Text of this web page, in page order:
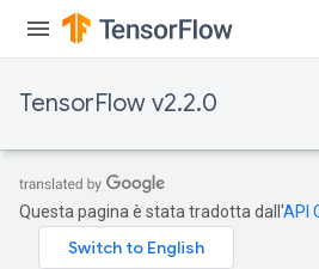
TensorFlow v2.2.0
Questa pagina è stata tradotta dall'API